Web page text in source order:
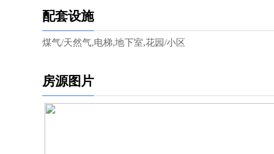
配套设施
煤气/天然气,电梯,地下室,花园/小区
房源图片